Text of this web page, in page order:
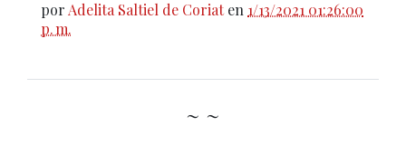
por Adelita Saltiel de Coriat en 1/13/2021 01:26:00
p. m.
~ ~